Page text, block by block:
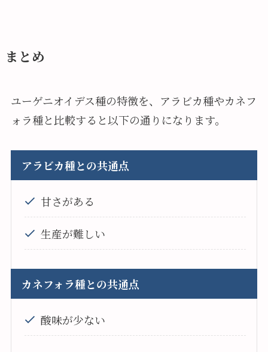
まとめ
ユーゲニオイデス種の特徴を、アラビカ種やカネフ
ォラ種と比較すると以下の通りになります。
アラビカ種との共通点
甘さがある
生産が難しい
カネフォラ種との共通点
酸味が少ない